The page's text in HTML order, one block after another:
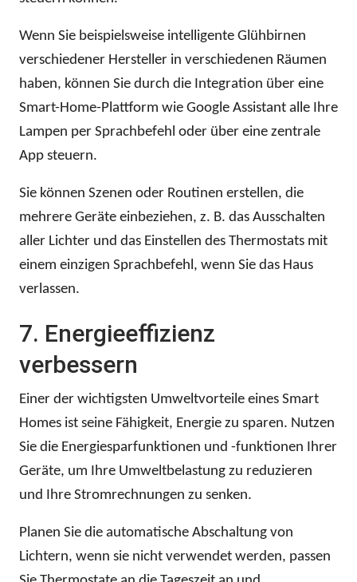
Wenn Sie beispielsweise intelligente Glühbirnen
verschiedener Hersteller in verschiedenen Räumen
haben, können Sie durch die Integration über eine
Smart-Home-Plattform wie Google Assistant alle Ihre
Lampen per Sprachbefehl oder über eine zentrale
App steuern.
Sie können Szenen oder Routinen erstellen, die
mehrere Geräte einbeziehen, z. B. das Ausschalten
aller Lichter und das Einstellen des Thermostats mit
einem einzigen Sprachbefehl, wenn Sie das Haus
verlassen.
7. Energieeffizienz
verbessern
Einer der wichtigsten Umweltvorteile eines Smart
Homes ist seine Fähigkeit, Energie zu sparen. Nutzen
Sie die Energiesparfunktionen und -funktionen Ihrer
Geräte, um Ihre Umweltbelastung zu reduzieren
und Ihre Stromrechnungen zu senken.
Planen Sie die automatische Abschaltung von
Lichtern, wenn sie nicht verwendet werden, passen